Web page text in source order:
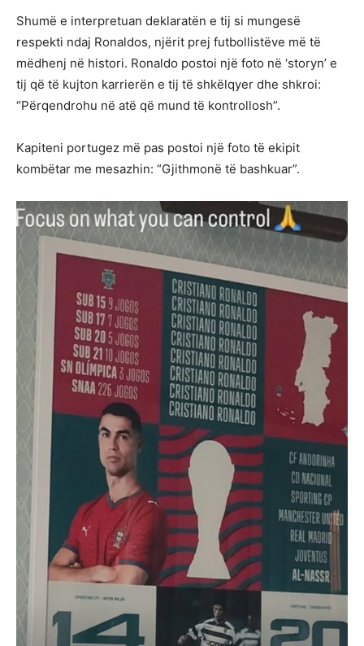
Shumë e interpretuan deklaratën e tij si mungesë
respekti ndaj Ronaldos, njërit prej futbollistëve më të
mëdhenj në histori. Ronaldo postoi një foto në ‘storyn’ e
tij që të kujton karrierën e tij të shkëlqyer dhe shkroi:
“Përqendrohu në atë që mund të kontrollosh”.
Kapiteni portugez më pas postoi një foto të ekipit
kombëtar me mesazhin: “Gjithmonë të bashkuar”.